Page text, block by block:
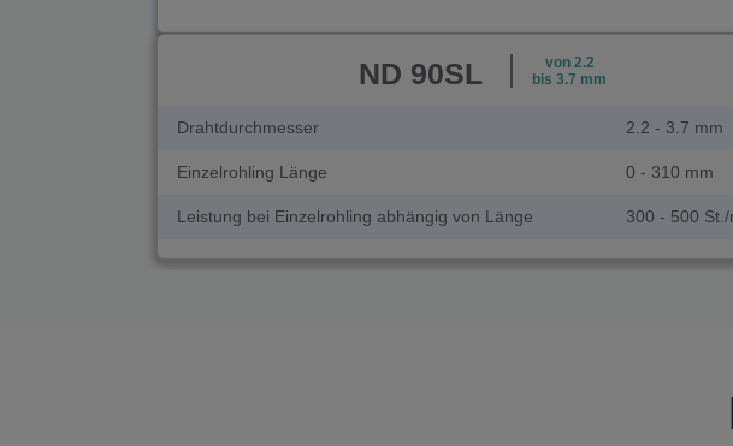
ND 90SL
von 2.2
bis 3.7 mm
Drahtdurchmesser 2.2 - 3.7 mm
Einzelrohling Länge 0 - 310 mm
Leistung bei Einzelrohling abhängig von Länge 300 - 500 St./